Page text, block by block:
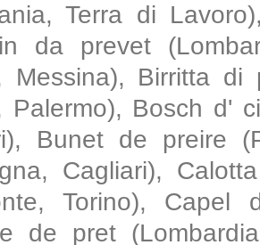
Terra di
da prevet
Messina), Birritta di
Palermo), Bosch d'
Bunet de preire
Cagliari),
Torino), Capel
de pret